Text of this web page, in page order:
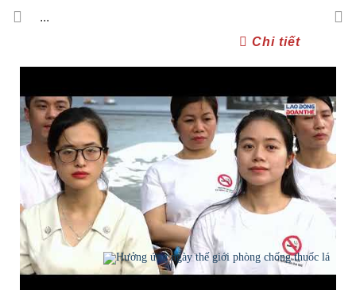
...
Chi tiết